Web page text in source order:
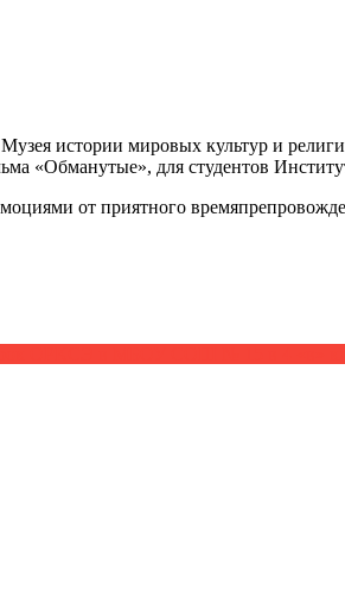
истории мировых культур и
«Обманутые», для студентов
от приятного